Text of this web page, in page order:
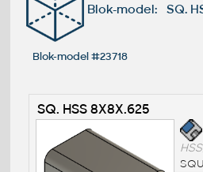
Blok-model: SQ.
Blok-model #23718
SQ. HSS 8X8X.625